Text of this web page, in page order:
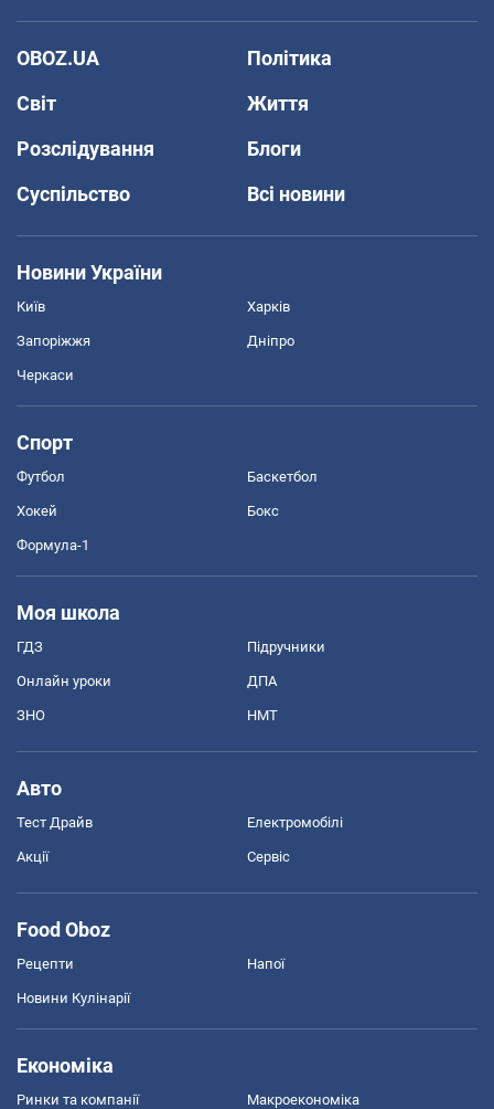
OBOZ.UA
Політика
Світ
Життя
Розслідування
Блоги
Суспільство
Всі новини
Новини України
Київ Харків
Запоріжжя Дніпро
Черкаси
Спорт
Футбол Баскетбол
Хокей Бокс
Формула-1
Моя школа
ГДЗ Підручники
Онлайн уроки ДПА
ЗНО НМТ
Авто
Тест Драйв Електромобілі
Акції Сервіс
Food Oboz
Рецепти Напої
Новини Кулінарії
Економіка
Ринки та компанії Макроекономіка